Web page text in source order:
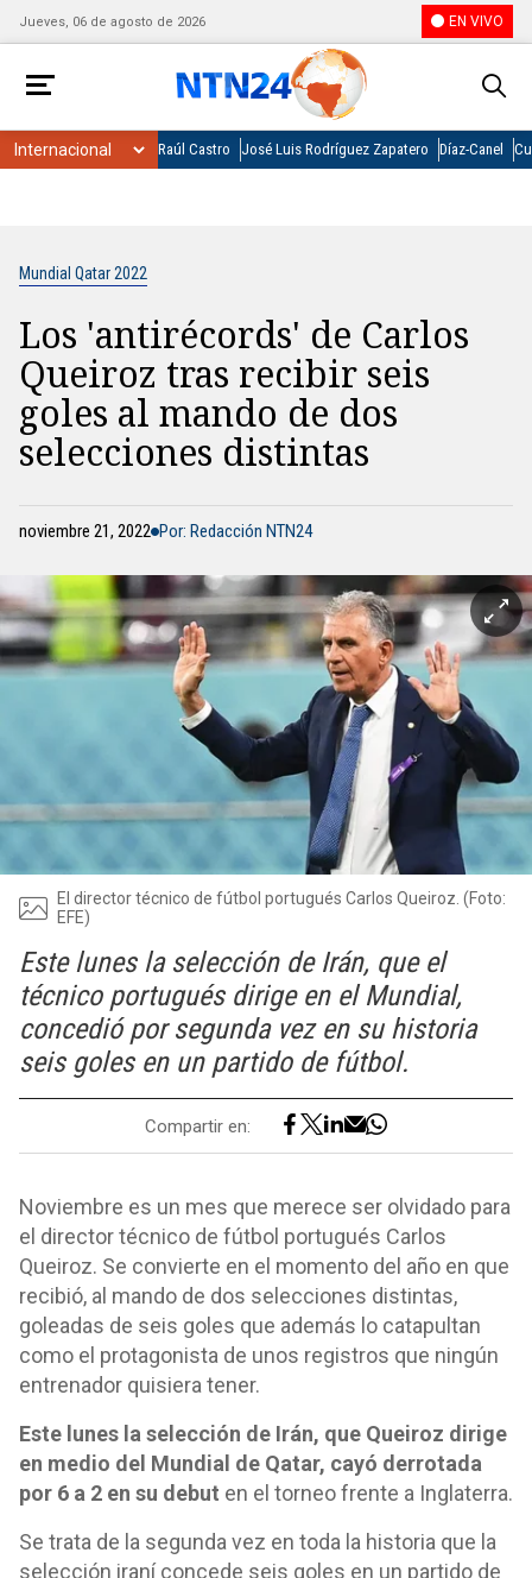
Jueves, 06 de agosto de 2026 EN VIVO
Raúl Castro José Luis Rodríguez Zapatero Díaz-Canel
Mundial Qatar 2022
Los 'antirécords' de Carlos
Queiroz tras recibir seis
goles al mando de dos
selecciones distintas
noviembre 21, 2022 Por: Redacción NTN24
El director técnico de fútbol portugués Carlos Queiroz. (Foto:
EFE)
Este lunes la selección de Irán, que el
técnico portugués dirige en el Mundial,
concedió por segunda vez en su historia
seis goles en un partido de fútbol.
Compartir en:
Noviembre es un mes que merece ser olvidado para
el director técnico de fútbol portugués Carlos
Queiroz. Se convierte en el momento del año en que
recibió, al mando de dos selecciones distintas,
goleadas de seis goles que además lo catapultan
como el protagonista de unos registros que ningún
entrenador quisiera tener.
Este lunes la selección de Irán, que Queiroz dirige
en medio del Mundial de Qatar, cayó derrotada
por 6 a 2 en su debut en el torneo frente a Inglaterra.
Se trata de la segunda vez en toda la historia que la
selección iraní concede seis goles en un partido de